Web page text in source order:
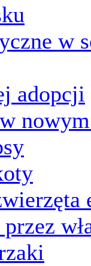
w
adopcji